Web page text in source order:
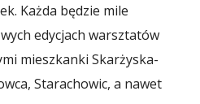
Każda będzie mile
edycjach warsztatów
mieszkanki Skarżyska-
Starachowic, a nawet